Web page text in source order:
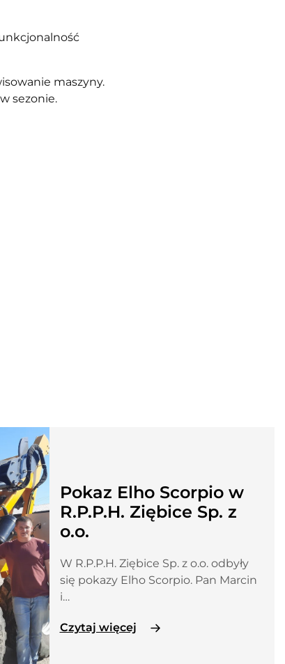
maszyny.
sezonie.
Pokaz Elho Scorpio w
R.P.P.H. Ziębice Sp. z
o.o.
W R.P.P.H. Ziębice Sp. z o.o. odbyły
się pokazy Elho Scorpio. Pan Marcin
i…
Czytaj więcej